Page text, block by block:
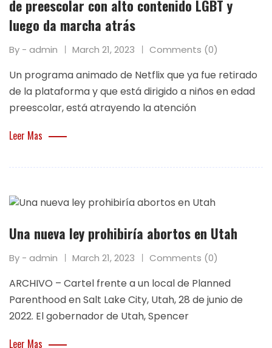
de preescolar con alto contenido LGBT y
luego da marcha atrás
By - admin March 21, 2023 Comments (0)
Un programa animado de Netflix que ya fue retirado
de la plataforma y que está dirigido a niños en edad
preescolar, está atrayendo la atención
Leer Mas
Una nueva ley prohibiría abortos en Utah
By - admin March 21, 2023 Comments (0)
ARCHIVO – Cartel frente a un local de Planned
Parenthood en Salt Lake City, Utah, 28 de junio de
2022. El gobernador de Utah, Spencer
Leer Mas